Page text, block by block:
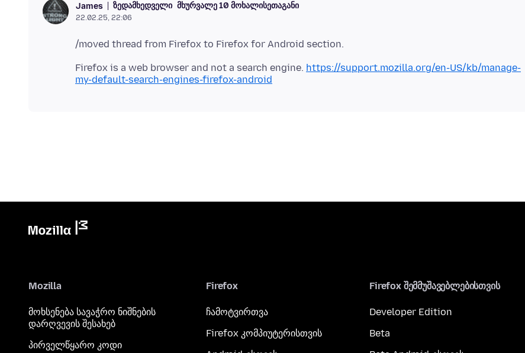
James ზედამხედველი მხურვალე 10 მოხალისეთაგანი
22.02.25, 22:06
Firefox is a web browser and not a search engine. https://support.mozilla.org/en-US/kb/manage-
my-default-search-engines-firefox-android
Mozilla
მოხსენება სავაჭრო ნიშნების
დარღვევის შესახებ
პირველწყარო კოდი
Firefox
ჩამოტვირთვა
Firefox კომპიუტერისთვის
Firefox შემმუშავებლებისთვის
Developer Edition
Beta